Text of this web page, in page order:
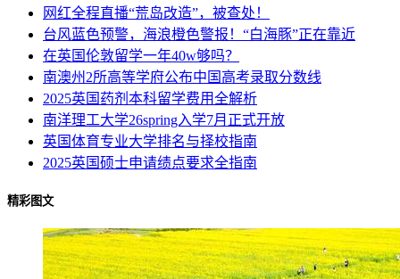
网红全程直播“荒岛改造”，被查处！
台风蓝色预警，海浪橙色警报！“白海豚”正在靠近
在英国伦敦留学一年40w够吗？
南澳州2所高等学府公布中国高考录取分数线
2025英国药剂本科留学费用全解析
南洋理工大学26spring入学7月正式开放
英国体育专业大学排名与择校指南
2025英国硕士申请绩点要求全指南
精彩图文